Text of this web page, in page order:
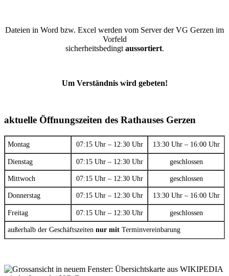
Dateien in Word bzw. Excel werden vom Server der VG Gerzen im
Vorfeld
sicherheitsbedingt aussortiert.
Um Verständnis wird gebeten!
aktuelle Öffnungszeiten des Rathauses Gerzen
Montag 07:15 Uhr – 12:30 Uhr 13:30 Uhr – 16:00 Uhr
Dienstag 07:15 Uhr – 12:30 Uhr geschlossen
Mittwoch 07:15 Uhr – 12:30 Uhr geschlossen
Donnerstag 07:15 Uhr – 12:30 Uhr 13:30 Uhr – 16:00 Uhr
Freitag 07:15 Uhr – 12:30 Uhr geschlossen
außerhalb der Geschäftszeiten nur mit Terminvereinbarung